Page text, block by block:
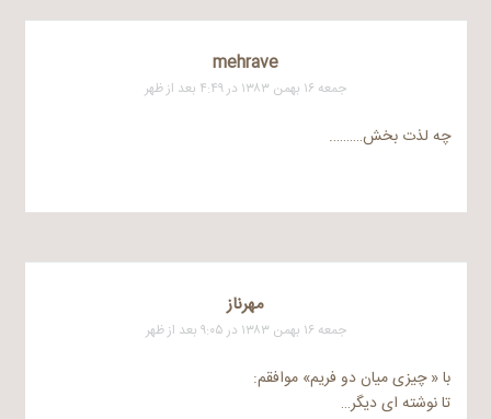
mehrave
جمعه ۱۶ بهمن ۱۳۸۳ در ۴:۴۹ بعد از ظهر
چه لذت بخش……….
مهرناز
جمعه ۱۶ بهمن ۱۳۸۳ در ۹:۰۵ بعد از ظهر
با « چیزی میان دو فریم» موافقم:
تا نوشته ای دیگر…